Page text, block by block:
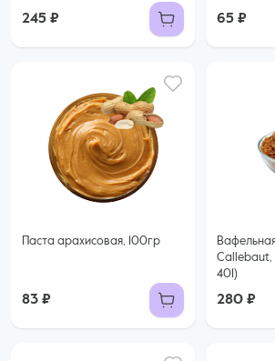
245 ₽ 65 ₽
Паста арахисовая, 100гр
83 ₽
Callebaut,
401)
280 ₽